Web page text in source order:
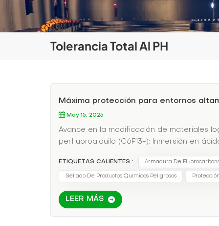
Tolerancia Total Al PH
Máxima protección para entornos
May 15, 2025
Avance en la modificación de materiales
perfluoroalquilo (C6F13-): Inmersión en
ETIQUETAS CALIENTES : Armadura De
Sellado De Productos Químicos Peligrosos
LEER MÁS